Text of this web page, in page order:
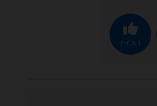
ナイス！